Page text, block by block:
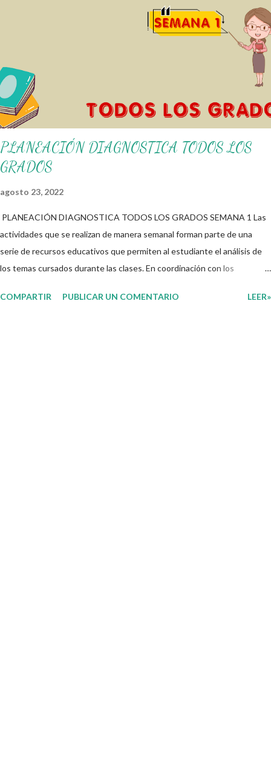
diferentes materiales que hacen que todo esto sea posible,
recordándoles que nosotros solo los compartimos con fines educativos,
didácticos e informativos. ☺️ Obtén documento completo aquí 👇👇 👇
PLANEACIÓN DIAGNOSTICA TODOS LOS
GRADOS
agosto 23, 2022
PLANEACIÓN DIAGNOSTICA TODOS LOS GRADOS SEMANA 1 Las
actividades que se realizan de manera semanal forman parte de una
serie de recursos educativos que permiten al estudiante el análisis de
los temas cursados durante las clases. En coordinación con los
su interés con el material que les compartimos para que así, mediante
COMPARTIR PUBLICAR UN COMENTARIO LEER»